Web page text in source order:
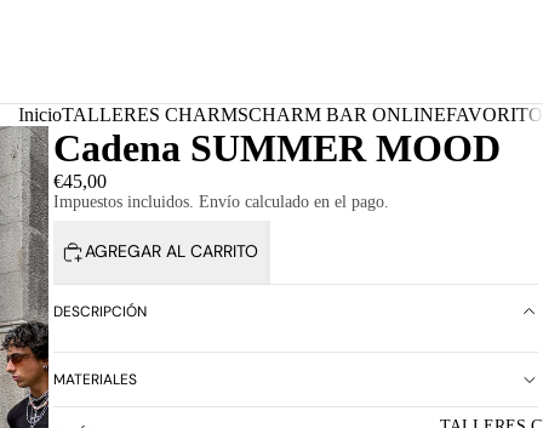
InicioTALLERES CHARMSCHARM BAR ONLINE
Cadena SUMMER MOOD
€45,00
Impuestos incluidos. Envío calculado en el pago.
AGREGAR AL CARRITO
DESCRIPCIÓN
MATERIALES